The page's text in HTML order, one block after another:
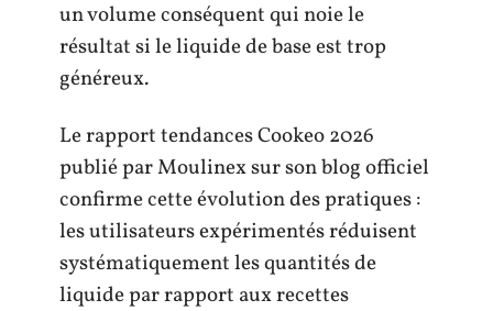
un volume conséquent qui noie le
résultat si le liquide de base est trop
généreux.
Le rapport tendances Cookeo 2026
publié par Moulinex sur son blog officiel
confirme cette évolution des pratiques :
les utilisateurs expérimentés réduisent
systématiquement les quantités de
liquide par rapport aux recettes